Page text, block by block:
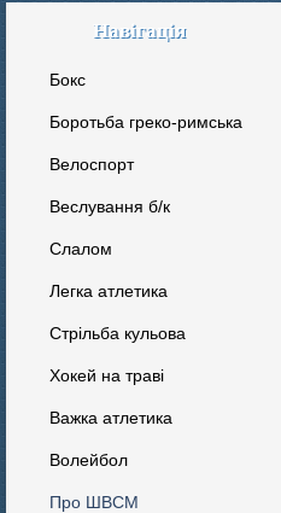
Навігація
Бокс
Боротьба греко-римська
Велоспорт
Веслування б/к
Cлалом
Легка атлетика
Стрільба кульова
Хокей на траві
Важка атлетика
Волейбол
Про ШВСМ